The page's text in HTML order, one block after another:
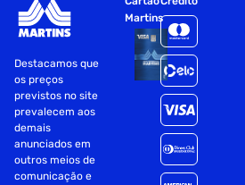
Destacamos que
os preços
previstos no site
prevalecem aos
demais
anunciados em
outros meios de
comunicação e
Martins